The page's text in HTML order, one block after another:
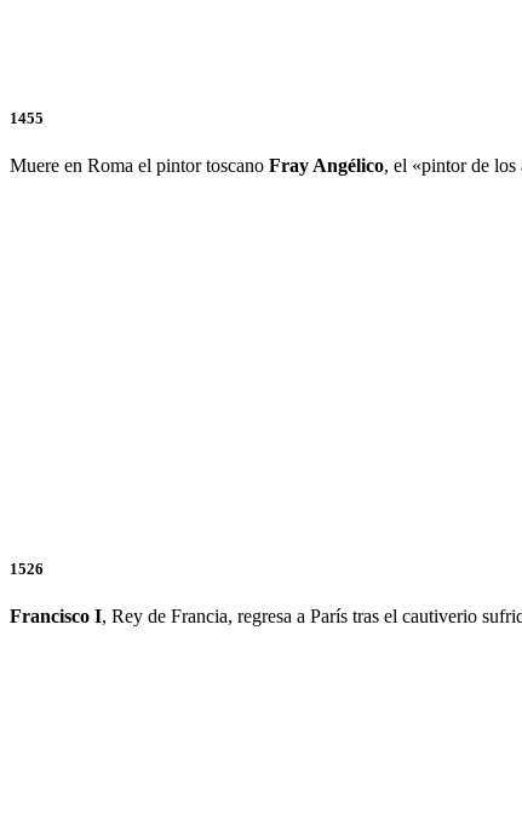
1455
Muere en Roma el pintor toscano Fray Angélico, el «pintor de los
1526
Francisco I, Rey de Francia, regresa a París tras el cautiverio